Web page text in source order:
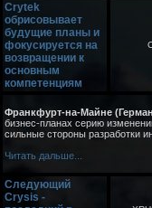
Crytek
обрисовывает
будущие планы и
фокусируется на
возвращении к
основным
компетенциям
Франкфурт-на-Майне
бизнес-планах серию
сильные стороны разработки
Читать дальше...
Следующий
Crysis -